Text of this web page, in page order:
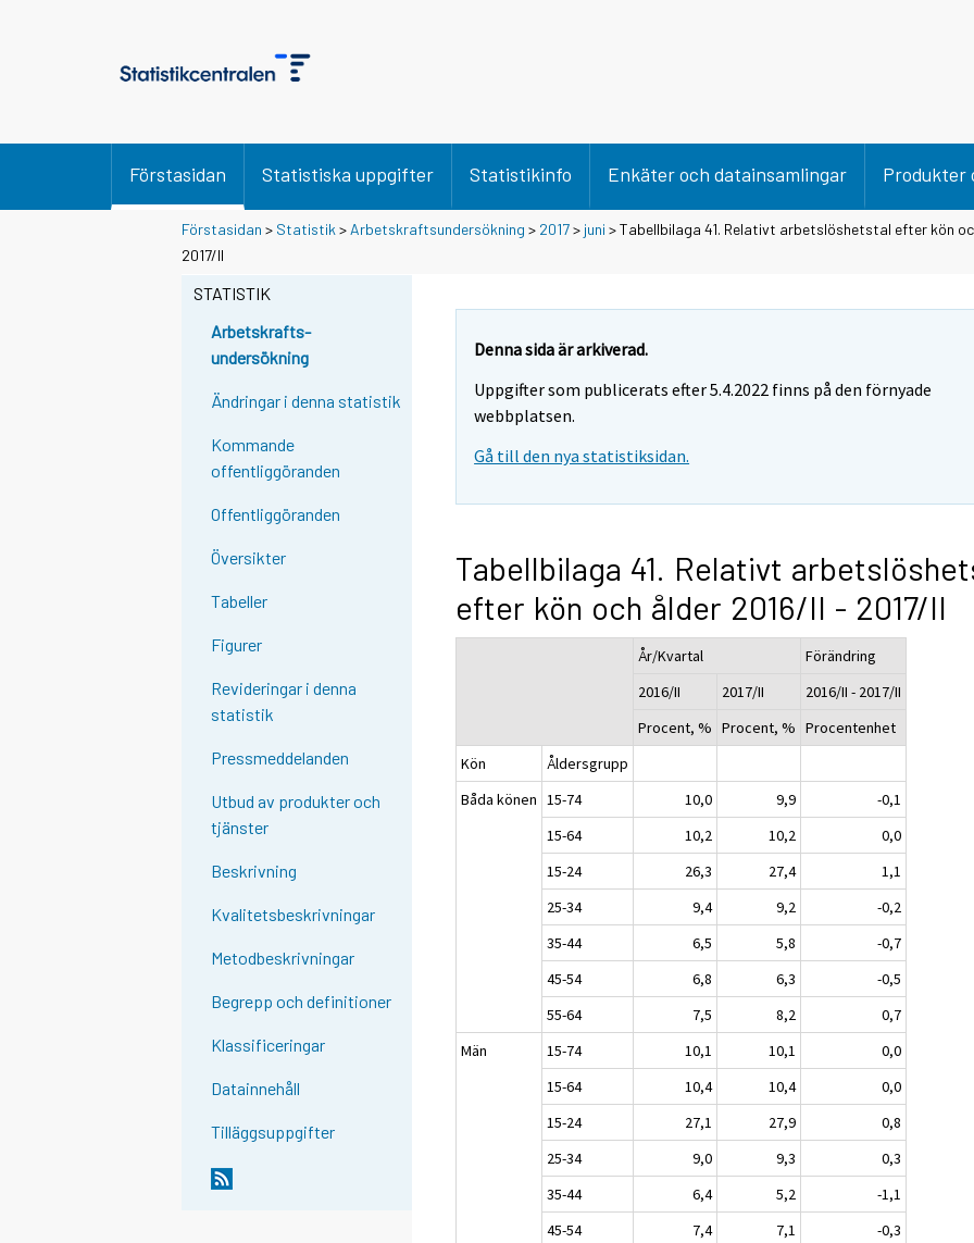
Förstasidan Statistiska uppgifter Statistikinfo Enkäter och datainsamlingar Produkter
Förstasidan > Statistik > Arbetskraftsundersökning > 2017> juni > Tabellbilaga 41. Relativt arbetslöshetstal efter kön
2017/II
STATISTIK
Arbetskrafts-
undersökning
Ändringar i denna statistik
Kommande
offentliggöranden
Offentliggöranden
Översikter
Tabeller
Figurer
Revideringar i denna
statistik
Pressmeddelanden
Utbud av produkter och
tjänster
Beskrivning
Kvalitetsbeskrivningar
Metodbeskrivningar
Begrepp och definitioner
Klassificeringar
Datainnehåll
Tilläggsuppgifter
Denna sida är arkiverad.
Uppgifter som publicerats efter 5.4.2022 finns på den förnyade
webbplatsen.
Gå till den nya statistiksidan.
Tabellbilaga 41. Relativt
efter kön och ålder 2016/II - 2017/II
År/Kvartal
Förändring
2016/II
2017/II
2016/II - 2017/II
Procent, % Procent, % Procentenhet
Kön
Åldersgrupp
Båda könen 15-74 10,0 9,9
-0,1
15-64
10,2 10,2
0,0
15-24
26,3 27,4
1,1
25-34
9,4 9,2
-0,2
35-44
6,5 5,8
-0,7
45-54
6,8 6,3
-0,5
55-64
7,5 8,2
0,7
Män
15-74 10,1 10,1
0,0
15-64
10,4 10,4
0,0
15-24
27,1 27,9
0,8
25-34
9,0 9,3
0,3
35-44
6,4 5,2
-1,1
45-54
7,4 7,1
-0,3